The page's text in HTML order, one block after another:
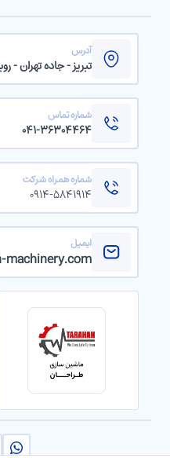
آدرس
تبریز - جاده تهران -
شماره تماس
۰۴۱-۳۶۳۰۴۴۶۴
شماره همراه شرکت
۰۹۱۴-۵۸۴۱۹۱۴
ایمیل
machinery.com